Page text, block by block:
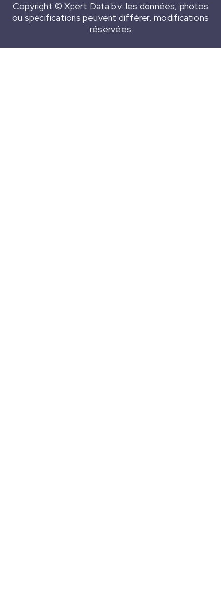
Copyright © Xpert Data b.v. les données, photos
ou spécifications peuvent différer, modifications
réservées